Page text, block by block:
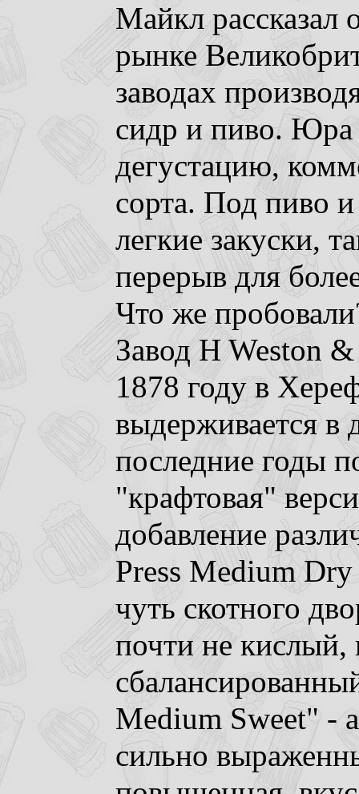
Майкл рассказал
рынке
заводах
сидр и пиво. Юра
дегустацию,
сорта. Под пиво
легкие закуски,
перерыв для
Что же
Завод H Weston
1878 году в
выдерживается в
последние годы
"крафтовая"
добавление
Press Medium
чуть скотного
почти не кислый,
Medium Sweet" -
сильно